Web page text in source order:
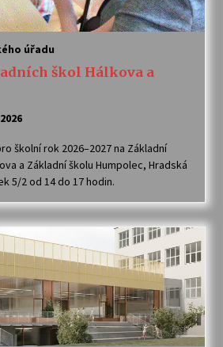
úřadu
škol Hálkova a
školní rok 2026–2027 na Základní
a Základní školu Humpolec, Hradská
5/2 od 14 do 17 hodin.